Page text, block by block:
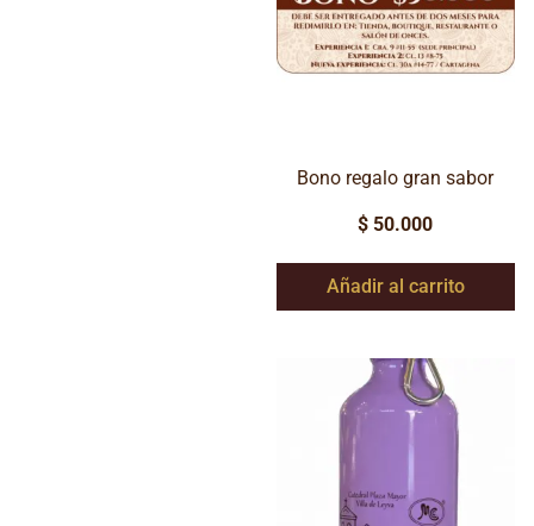
Bono regalo gran sabor
$ 50.000
Añadir al carrito